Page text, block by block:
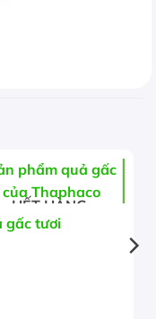
HẾT HÀNG
gấc tươi